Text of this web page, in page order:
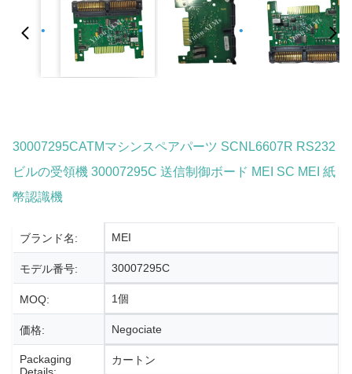
30007295CATMマシンスペアパーツ SCNL6607R RS232
ビルの受領機 30007295C 送信制御ボード MEI SC MEI 紙
幣認識機
ブランド名: MEI
モデル番号: 30007295C
MOQ: 1個
価格: Negociate
Packaging
カートン